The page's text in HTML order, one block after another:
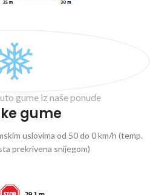
gume iz naše ponude
gume
uslovima od 50 do 0 km/h (temp.
prekrivena snijegom)